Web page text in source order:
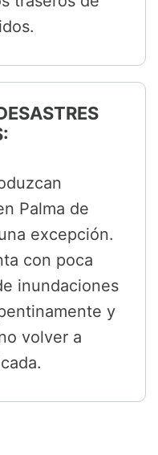
Palma de
excepción.
con poca
inundaciones
y
volver a